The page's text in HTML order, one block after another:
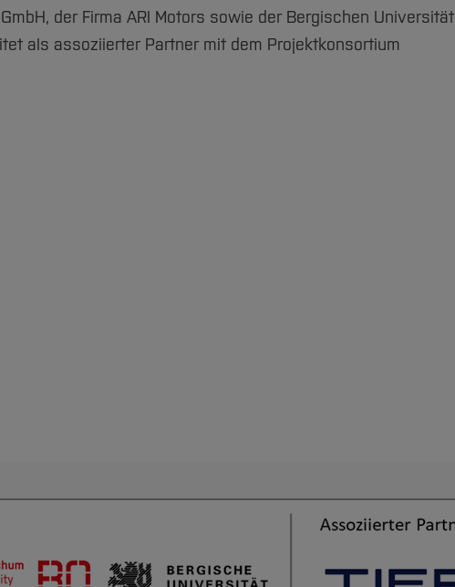
der Firma ARI Motors sowie der Bergischen Universität
als assoziierter Partner mit dem Projektkonsortium